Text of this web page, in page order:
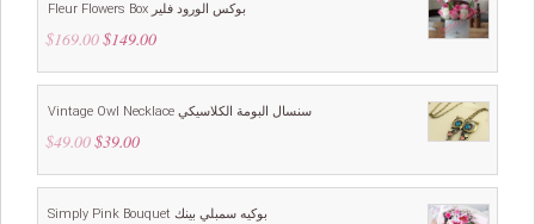
Fleur Flowers Box بوكس الورود فلير
$169.00 Original
was:
$149.00Current
is:
Vintage Owl Necklace سنسال البومة الكلاسيكي
$49.00 Original
was:
$39.00Current
is:
Simply Pink Bouquet بوكيه سمبلي بينك